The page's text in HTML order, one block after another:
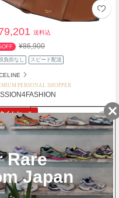
送料込
¥86,900
負担なし スピード配送
PERSONAL SHOPPER
イムセール